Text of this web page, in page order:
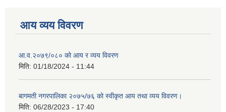
आय व्यय विवरण
आ.व.२०७९/०८० को आय र व्यय विवरण
मिति: 01/18/2024 - 11:44
बागमती नगरपालिका २०७५/७६ को स्वीकृत आय तथा व्यय विवरण।
मिति: 06/28/2023 - 17:40